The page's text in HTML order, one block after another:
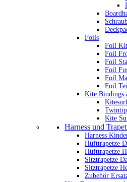
Foils
Foil
Foil
Foil
Foil
Foil
Foil
Kite Bindings
Kite
Harness und
Harness
Hüfttrapetze
Hüfttrapetze
Sitztrapetze
Sitztrapetze
Zubehör